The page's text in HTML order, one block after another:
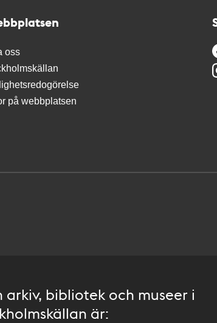
oss
på webbplatsen
bibliotek och museer i
är: